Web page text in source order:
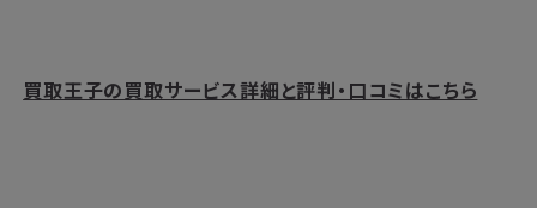
買取王子の買取サービス詳細と評判・口コミはこちら